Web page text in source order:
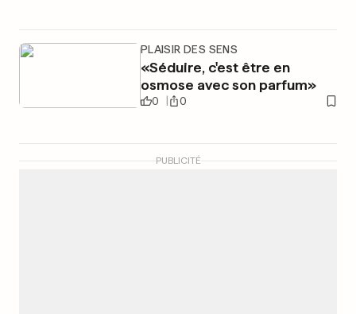
PLAISIR DES SENS
«Séduire, c'est être en
osmose avec son parfum»
0 0
PUBLICITÉ